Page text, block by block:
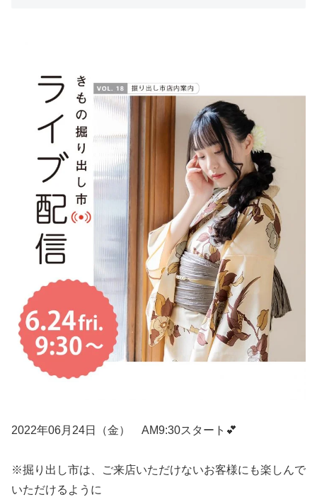
2022年06月24日（金） AM9:30スタート💕
※掘り出し市は、ご来店いただけないお客様にも楽しんで
いただけるように